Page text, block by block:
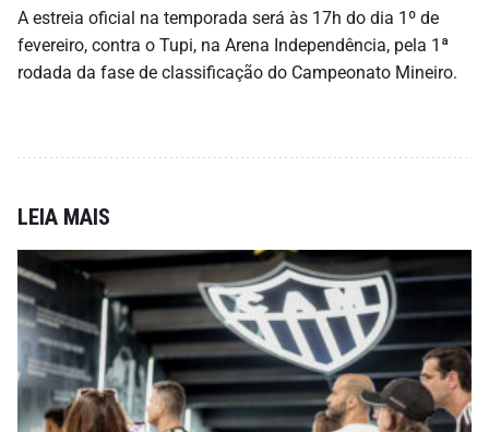
A estreia oficial na temporada será às 17h do dia 1º de
fevereiro, contra o Tupi, na Arena Independência, pela 1ª
rodada da fase de classificação do Campeonato Mineiro.
LEIA MAIS